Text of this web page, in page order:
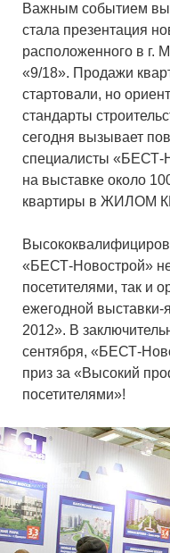
Важным событием
стала презентация
расположенного в
«9/18». Продажи
стартовали, но
стандарты
сегодня вызывает
специалисты «БЕСТ-
на выставке около
квартиры в ЖИЛОМ
«БЕСТ-Новострой»
посетителями, так и
ежегодной
2012». В
сентября, «БЕСТ-
приз за «Высокий
посетителями»!